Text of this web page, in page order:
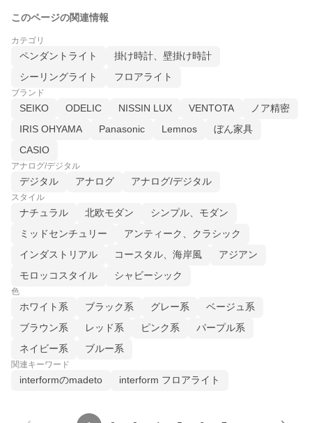
このページの関連情報
カテゴリ
ペンダントライト
掛け時計、壁掛け時計
シーリングライト
フロアライト
ブランド
SEIKO ODELIC NISSIN LUX VENTOTA
ノア精密
IRIS OHYAMA
Panasonic Lemnos
ぼん家具
CASIO
アナログ/デジタル
デジタル アナログ アナログ/デジタル
スタイル
ナチュラル 北欧モダン
シンプル、モダン
ミッドセンチュリー
アンティーク、クラシック
インダストリアル
コースタル、海岸風
アジアン
モロッコスタイル
シャビーシック
色
ホワイト系 ブラック系 グレー系
ベージュ系
ブラウン系
レッド系 ピンク系
パープル系
ネイビー系
ブルー系
関連キーワード
interformのmadeto interform フロアライト